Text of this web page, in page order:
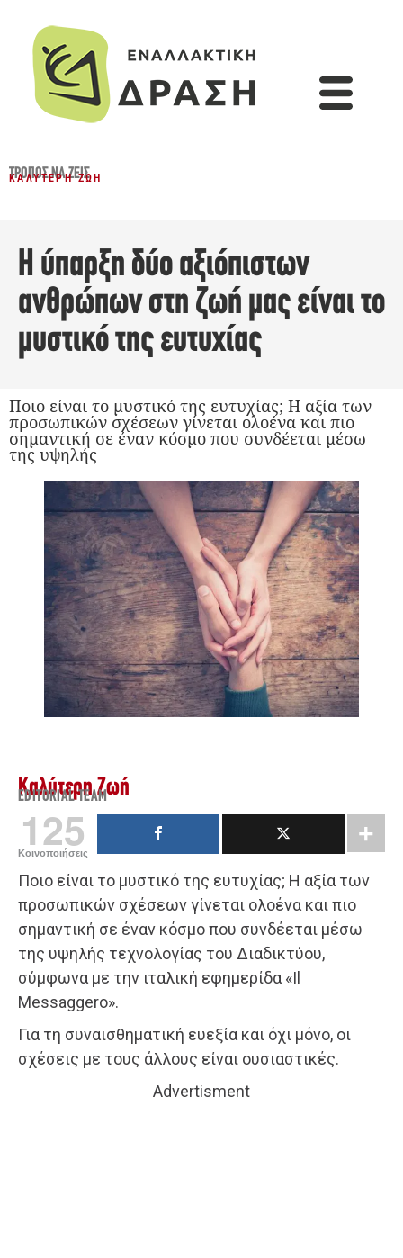
ΤΡΌΠΟΣ ΝΑ ΖΕΙΣ
ΚΑΛΎΤΕΡΗ ΖΩΉ
Η ύπαρξη δύο αξιόπιστων
ανθρώπων στη ζωή μας είναι το
μυστικό της ευτυχίας
Ποιο είναι το μυστικό της ευτυχίας; Η αξία των
προσωπικών σχέσεων γίνεται ολοένα και πιο
σημαντική σε έναν κόσμο που συνδέεται μέσω
της υψηλής
Καλύτερη Ζωή
EDITORIAL TEAM
125
Κοινοποιήσεις
Ποιο είναι το μυστικό της ευτυχίας; Η αξία των
προσωπικών σχέσεων γίνεται ολοένα και πιο
σημαντική σε έναν κόσμο που συνδέεται μέσω
της υψηλής τεχνολογίας του Διαδικτύου,
σύμφωνα με την ιταλική εφημερίδα «Il
Messaggero».
Για τη συναισθηματική ευεξία και όχι μόνο, οι
σχέσεις με τους άλλους είναι ουσιαστικές.
Advertisment